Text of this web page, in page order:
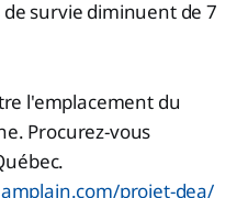
survie diminuent de 7
l'emplacement du
Procurez-vous
projet-dea/